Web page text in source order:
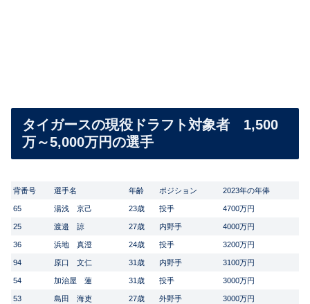
タイガースの現役ドラフト対象者 1,500
万～5,000万円の選手
背番号 選手名 年齢 ポジション 2023年の年俸
65 湯浅 京己 23歳 投手 4700万円
25 渡邉 諒 27歳 内野手 4000万円
36 浜地 真澄 24歳 投手 3200万円
94 原口 文仁 31歳 内野手 3100万円
54 加治屋 蓮 31歳 投手 3000万円
53 島田 海吏 27歳 外野手 3000万円